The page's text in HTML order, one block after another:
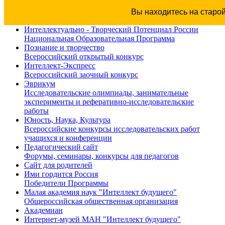
Вы находитесь на
Интеллектуально - Творческий Потенциал России
Национальная Образовательная Программа
Познание и творчество
Всероссийский открытый конкурс
Интеллект-Экспресс
Всероссийский заочный конкурс
Эврикум
Исследовательские олимпиады, занимательные
эксперименты и реферативно-исследовательские
работы
Юность, Наука, Культура
Всероссийские конкурсы исследовательских работ
учащихся и конференции
Педагогический сайт
Форумы, семинары, конкурсы для педагогов
Сайт для родителей
Ими гордится Россия
Победители Программы
Малая академия наук "Интеллект будущего"
Общероссийская общественная организация
Академиан
Интернет-музей МАН "Интеллект будущего"